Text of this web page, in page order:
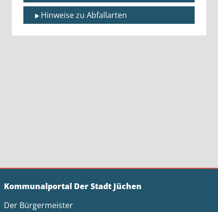
Hinweise zu Abfallarten
Kommunalportal Der Stadt Jüchen
Der Bürgermeister